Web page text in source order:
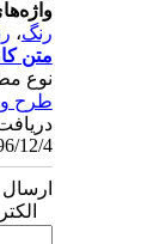
رنگ،
متن
نوع
طرح و
12/4
ارسال